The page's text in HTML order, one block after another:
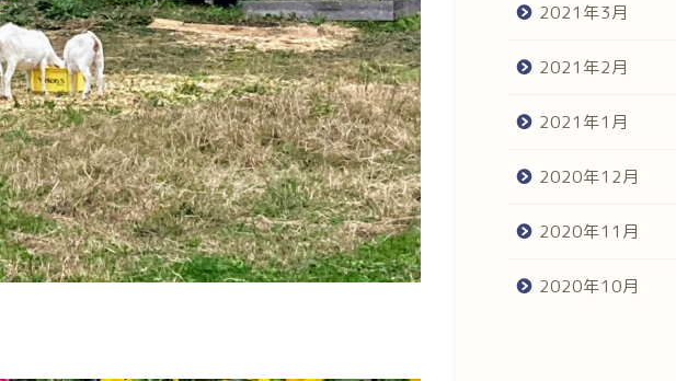
2021年3月
2021年2月
2021年1月
2020年12月
2020年11月
2020年10月